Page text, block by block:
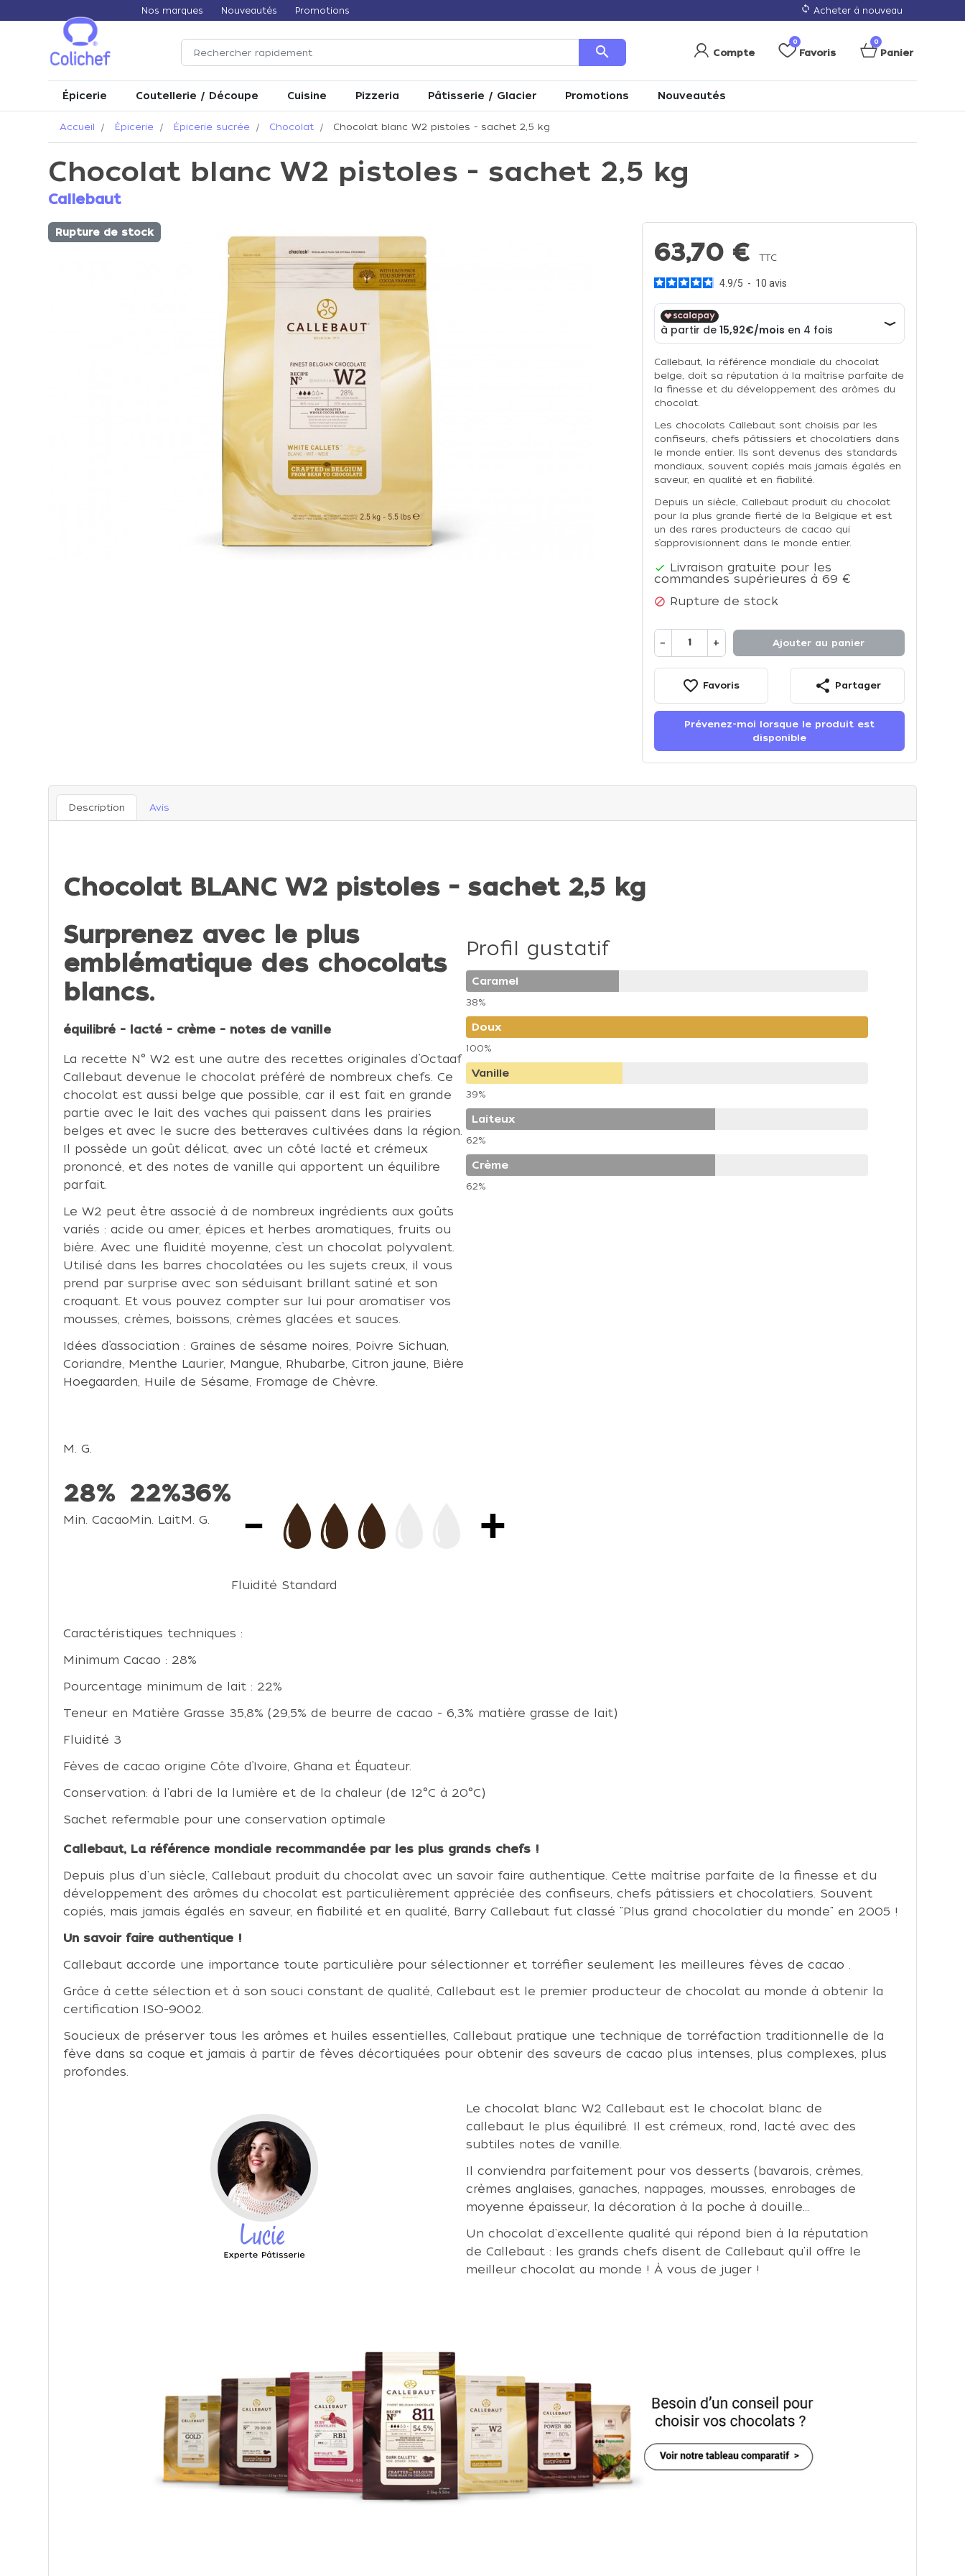
Nos marques Nouveautés Promotions loop Acheter à nouveau
search Compte
0
Favoris
0
Panier
Épicerie Coutellerie / Découpe Cuisine Pizzeria Pâtisserie / Glacier Promotions Nouveautés
Accueil Épicerie Épicerie sucrée Chocolat Chocolat blanc W2 pistoles - sachet 2,5 kg
Chocolat blanc W2 pistoles - sachet 2,5 kg
Callebaut
Rupture de stock
63,70 € TTC
4.9/5 - 10 avis
Callebaut, la référence mondiale du chocolat
belge, doit sa réputation à la maîtrise parfaite de
la finesse et du développement des arômes du
chocolat.
Les chocolats Callebaut sont choisis par les
confiseurs, chefs pâtissiers et chocolatiers dans
le monde entier. Ils sont devenus des standards
mondiaux, souvent copiés mais jamais égalés en
saveur, en qualité et en fiabilité.
Depuis un siècle, Callebaut produit du chocolat
pour la plus grande fierté de la Belgique et est
un des rares producteurs de cacao qui
s’approvisionnent dans le monde entier.
 Livraison gratuite pour les
commandes supérieures à 69 €
 Rupture de stock
− + Ajouter au panier
favorite_border Favoris share Partager
Prévenez-moi lorsque le produit est
disponible
Description Avis
Chocolat BLANC W2 pistoles - sachet 2,5 kg
Surprenez avec le plus
emblématique des chocolats
blancs.
équilibré - lacté - crème - notes de vanille
La recette N° W2 est une autre des recettes originales d’Octaaf
Callebaut devenue le chocolat préféré de nombreux chefs. Ce
chocolat est aussi belge que possible, car il est fait en grande
partie avec le lait des vaches qui paissent dans les prairies
belges et avec le sucre des betteraves cultivées dans la région.
Il possède un goût délicat, avec un côté lacté et crémeux
prononcé, et des notes de vanille qui apportent un équilibre
parfait.
Le W2 peut être associé à de nombreux ingrédients aux goûts
variés : acide ou amer, épices et herbes aromatiques, fruits ou
bière. Avec une fluidité moyenne, c’est un chocolat polyvalent.
Utilisé dans les barres chocolatées ou les sujets creux, il vous
prend par surprise avec son séduisant brillant satiné et son
croquant. Et vous pouvez compter sur lui pour aromatiser vos
mousses, crèmes, boissons, crèmes glacées et sauces.
Idées d’association : Graines de sésame noires, Poivre Sichuan,
Coriandre, Menthe Laurier, Mangue, Rhubarbe, Citron jaune, Bière
Hoegaarden, Huile de Sésame, Fromage de Chèvre.
Profil gustatif
Caramel
38%
Doux
100%
Vanille
39%
Laiteux
62%
Crème
62%
M. G.
28%
Min. Cacao
22%
Min. Lait
36%
M. G.
Fluidité Standard
Caractéristiques techniques :
Minimum Cacao : 28%
Pourcentage minimum de lait : 22%
Teneur en Matière Grasse 35,8% (29,5% de beurre de cacao - 6,3% matière grasse de lait)
Fluidité 3
Fèves de cacao origine Côte d’Ivoire, Ghana et Équateur.
Conservation: à l'abri de la lumière et de la chaleur (de 12°C à 20°C)
Sachet refermable pour une conservation optimale
Callebaut, La référence mondiale recommandée par les plus grands chefs !
Depuis plus d'un siècle, Callebaut produit du chocolat avec un savoir faire authentique. Cette maîtrise parfaite de la finesse et du
développement des arômes du chocolat est particulièrement appréciée des confiseurs, chefs pâtissiers et chocolatiers. Souvent
copiés, mais jamais égalés en saveur, en fiabilité et en qualité, Barry Callebaut fut classé "Plus grand chocolatier du monde" en 2005 !
Un savoir faire authentique !
Callebaut accorde une importance toute particulière pour sélectionner et torréfier seulement les meilleures fèves de cacao .
Grâce à cette sélection et à son souci constant de qualité, Callebaut est le premier producteur de chocolat au monde à obtenir la
certification ISO-9002.
Soucieux de préserver tous les arômes et huiles essentielles, Callebaut pratique une technique de torréfaction traditionnelle de la
fève dans sa coque et jamais à partir de fèves décortiquées pour obtenir des saveurs de cacao plus intenses, plus complexes, plus
profondes.
Le chocolat blanc W2 Callebaut est le chocolat blanc de
callebaut le plus équilibré. Il est crémeux, rond, lacté avec des
subtiles notes de vanille.
Il conviendra parfaitement pour vos desserts (bavarois, crèmes,
crèmes anglaises, ganaches, nappages, mousses, enrobages de
moyenne épaisseur, la décoration à la poche à douille...
Un chocolat d'excellente qualité qui répond bien à la réputation
de Callebaut : les grands chefs disent de Callebaut qu'il offre le
meilleur chocolat au monde ! À vous de juger !